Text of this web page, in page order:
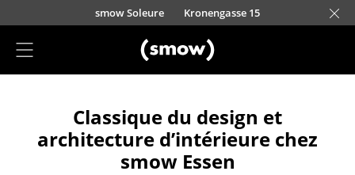
Accéder directement au contenu
smow Soleure Kronengasse 15
Conseil agencement
Classique du design et
architecture d’intérieure chez
smow Essen